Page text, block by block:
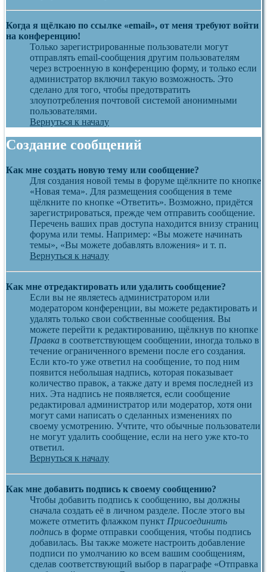
Когда я щёлкаю по ссылке «email», от меня требуют войти
на конференцию!
Только зарегистрированные пользователи могут
отправлять email-сообщения другим пользователям
через встроенную в конференцию форму, и только если
администратор включил такую возможность. Это
сделано для того, чтобы предотвратить
злоупотребления почтовой системой анонимными
пользователями.
Вернуться к началу
Создание сообщений
Как мне создать новую тему или сообщение?
Для создания новой темы в форуме щёлкните по кнопке
«Новая тема». Для размещения сообщения в теме
щёлкните по кнопке «Ответить». Возможно, придётся
зарегистрироваться, прежде чем отправить сообщение.
Перечень ваших прав доступа находится внизу страниц
форума или темы. Например: «Вы можете начинать
темы», «Вы можете добавлять вложения» и т. п.
Вернуться к началу
Как мне отредактировать или удалить сообщение?
Если вы не являетесь администратором или
модератором конференции, вы можете редактировать и
удалять только свои собственные сообщения. Вы
можете перейти к редактированию, щёлкнув по кнопке
Правка в соответствующем сообщении, иногда только в
течение ограниченного времени после его создания.
Если кто-то уже ответил на сообщение, то под ним
появится небольшая надпись, которая показывает
количество правок, а также дату и время последней из
них. Эта надпись не появляется, если сообщение
редактировал администратор или модератор, хотя они
могут сами написать о сделанных изменениях по
своему усмотрению. Учтите, что обычные пользователи
не могут удалить сообщение, если на него уже кто-то
ответил.
Вернуться к началу
Как мне добавить подпись к своему сообщению?
Чтобы добавить подпись к сообщению, вы должны
сначала создать её в личном разделе. После этого вы
можете отметить флажком пункт Присоединить
подпись в форме отправки сообщения, чтобы подпись
добавилась. Вы также можете настроить добавление
подписи по умолчанию ко всем вашим сообщениям,
сделав соответствующий выбор в параграфе «Отправка